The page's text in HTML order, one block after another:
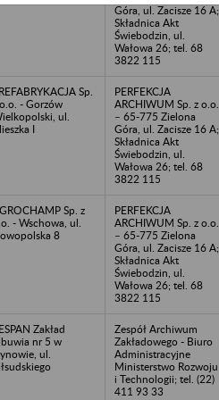
Góra, ul. Zacisze 16 A;
Składnica Akt
Świebodzin, ul.
Wałowa 26; tel. 68
3822 115
Sp.
- Gorzów
ul.
I
PERFEKCJA
ARCHIWUM Sp. z o.o.
– 65-775 Zielona
Góra, ul. Zacisze 16 A;
Składnica Akt
Świebodzin, ul.
Wałowa 26; tel. 68
3822 115
Sp. z
- Wschowa, ul.
8
PERFEKCJA
ARCHIWUM Sp. z o.o.
– 65-775 Zielona
Góra, ul. Zacisze 16 A;
Składnica Akt
Świebodzin, ul.
Wałowa 26; tel. 68
3822 115
Zakład
nr 5 w
ul.
Zespół Archiwum
Zakładowego - Biuro
Administracyjne
Ministerstwo Rozwoju
i Technologii; tel. (22)
411 93 33